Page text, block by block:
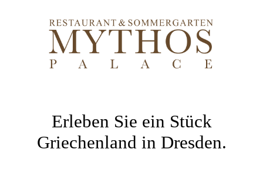
Erleben Sie ein Stück
Griechenland in Dresden.